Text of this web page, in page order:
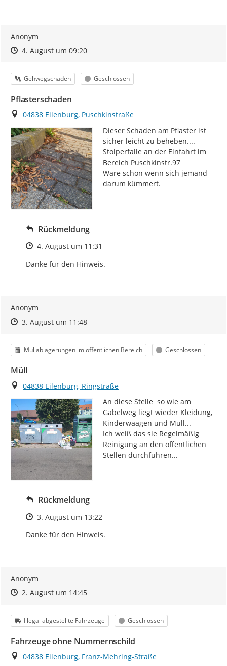
Anonym
Zeitpunkt des Erstellens
Zeitpunkt des Erstellens
4. August um 09:20Zur Äußerung
Kategorie
Gehwegschaden Status
Geschlossen
Pflasterschaden
Ort
04838 Eilenburg, Puschkinstraße
Dieser Schaden am Pflaster ist
sicher leicht zu beheben....
Stolperfalle an der Einfahrt im
Bereich Puschkinstr.97
Wäre schön wenn sich jemand
darum kümmert.
Rückmeldung
Zeitpunkt des Erstellens
4. August um 11:31
Danke für den Hinweis.
Anonym
Zeitpunkt des Erstellens
Zeitpunkt des Erstellens
3. August um 11:48Zur Äußerung
Kategorie
Müllablagerungen im öffentlichen Bereich Status
Geschlossen
Müll
Ort
04838 Eilenburg, Ringstraße
An diese Stelle  so wie am
Gabelweg liegt wieder Kleidung,
Kinderwaagen und Müll...
Ich weiß das sie Regelmäßig
Reinigung an den öffentlichen
Stellen durchführen...
Rückmeldung
Zeitpunkt des Erstellens
3. August um 13:22
Danke für den Hinweis.
Anonym
Zeitpunkt des Erstellens
Zeitpunkt des Erstellens
2. August um 14:45Zur Äußerung
Kategorie
Illegal abgestellte Fahrzeuge Status
Geschlossen
Fahrzeuge ohne Nummernschild
Ort
04838 Eilenburg, Franz-Mehring-Straße